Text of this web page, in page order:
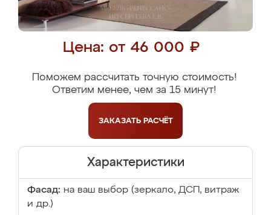
Цена: от 46 000 ₽
Поможем рассчитать точную стоимость!
Ответим менее, чем за 15 минут!
ЗАКАЗАТЬ РАСЧЁТ
Характеристики
Фасад: на ваш выбор (зеркало, ДСП, витраж
и др.)